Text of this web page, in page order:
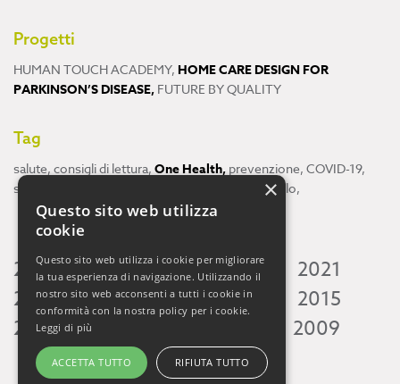
Progetti
HUMAN TOUCH ACADEMY, HOME CARE DESIGN FOR
PARKINSON’S DISEASE, FUTURE BY QUALITY
Tag
salute, consigli di lettura, One Health, prevenzione, COVID-19,
scienza
cervello,
2026 2025 2024 2023 2022
2021
2020 2019 2018 2017 2016
2015
2014 2013 2009
×
Questo sito web utilizza
cookie
Questo sito web utilizza i cookie per migliorare
la tua esperienza di navigazione. Utilizzando il
nostro sito web acconsenti a tutti i cookie in
conformità con la nostra policy per i cookie.
Leggi di più
ACCETTA TUTTO RIFIUTA TUTTO